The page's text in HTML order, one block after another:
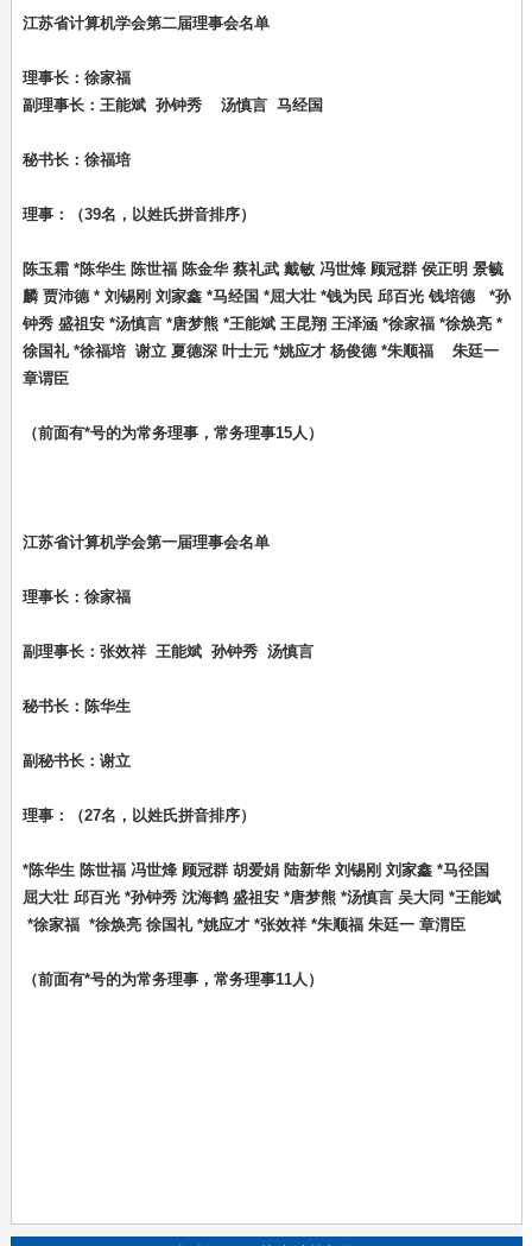
江苏省计算机学会第二届理事会名单
理事长：徐家福
副理事长：王能斌 孙钟秀 汤慎言 马经国
秘书长：徐福培
理事：（39名，以姓氏拼音排序）
陈玉霜 *陈华生 陈世福 陈金华 蔡礼武 戴敏 冯世烽 顾冠群 侯正明 景毓
麟 贾沛德 * 刘锡刚 刘家鑫 *马经国 *屈大壮 *钱为民 邱百光 钱培德 *孙
钟秀 盛祖安 *汤慎言 *唐梦熊 *王能斌 王昆翔 王泽涵 *徐家福 *徐焕亮 *
徐国礼 *徐福培 谢立 夏德深 叶士元 *姚应才 杨俊德 *朱顺福 朱廷一
章谓臣
（前面有*号的为常务理事，常务理事15人）
江苏省计算机学会第一届理事会名单
理事长：徐家福
副理事长：张效祥 王能斌 孙钟秀 汤慎言
秘书长：陈华生
副秘书长：谢立
理事：（27名，以姓氏拼音排序）
*陈华生 陈世福 冯世烽 顾冠群 胡爱娟 陆新华 刘锡刚 刘家鑫 *马径国
屈大壮 邱百光 *孙钟秀 沈海鹤 盛祖安 *唐梦熊 *汤慎言 吴大同 *王能斌
*徐家福 *徐焕亮 徐国礼 *姚应才 *张效祥 *朱顺福 朱廷一 章渭臣
（前面有*号的为常务理事，常务理事11人）